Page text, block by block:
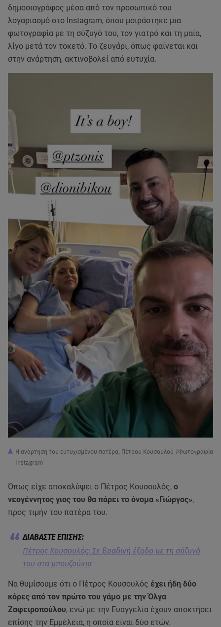
δημοσιογράφος μέσα από τον προσωπικό του
λογαριασμό στο Instagram, όπου μοιράστηκε μια
φωτογραφία με τη σύζυγό του, τον γιατρό και τη μαία,
λίγο μετά τον τοκετό. Το ζευγάρι, όπως φαίνεται και
στην ανάρτηση, ακτινοβολεί από ευτυχία.
Η ανάρτηση του ευτυχισμένου πατέρα, Πέτρου Κουσουλού /Φωτογραφία
Instagram
Όπως είχε αποκαλύψει ο Πέτρος Κουσουλός, ο
νεογέννητος γιος του θα πάρει το όνομα «Γιώργος»,
προς τιμήν του πατέρα του.
Πέτρος Κουσουλός: Σε βραδινή έξοδο με τη σύζυγό
του στα μπουζούκια
Να θυμίσουμε ότι ο Πέτρος Κουσουλός έχει ήδη δύο
κόρες από τον πρώτο του γάμο με την Όλγα
Ζαφειροπούλου, ενώ με την Ευαγγελία έχουν αποκτήσει
επίσης την Εμμέλεια, η οποία είναι δύο ετών.